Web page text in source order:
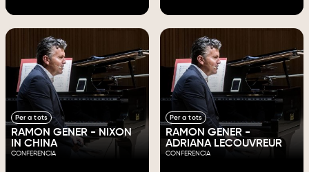
Per a tots
RAMON GENER - NIXON
IN CHINA
CONFERENCIA
Per a tots
RAMON GENER -
ADRIANA LECOUVREUR
CONFERENCIA